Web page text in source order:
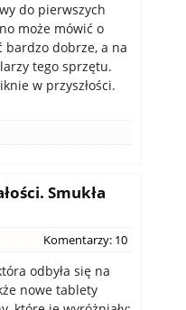
do pierwszych
może mówić o
bardzo dobrze, a na
tego sprzętu.
w przyszłości.
Smukła
Komentarzy: 10
odbyła się na
nowe tablety